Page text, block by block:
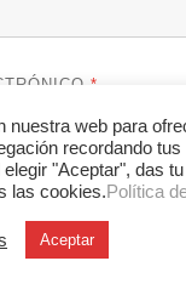
*
nuestra web para
recordando
"Aceptar", das
las cookies.Política
Aceptar